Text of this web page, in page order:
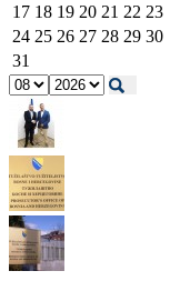
17 18 19 20 21 22 23
24 25 26 27 28 29 30
31